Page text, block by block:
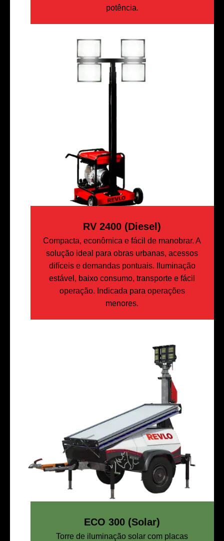
potência.
RV 2400 (Diesel)
Compacta, econômica e fácil de manobrar. A
solução ideal para obras urbanas, acessos
difíceis e demandas pontuais. Iluminação
estável, baixo consumo, transporte e fácil
operação. Indicada para operações
menores.
ECO 300 (Solar)
Torre de iluminação solar com placas